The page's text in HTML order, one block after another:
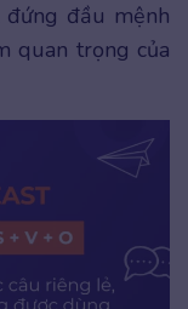
đầu mệnh
quan trọng của